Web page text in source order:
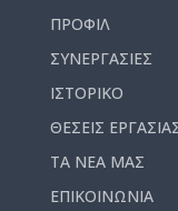
ΠΡΟΦΙΛ
ΣΥΝΕΡΓΑΣΙΕΣ
ΙΣΤΟΡΙΚΟ
ΘΕΣΕΙΣ
ΤΑ ΝΕΑ ΜΑΣ
ΕΠΙΚΟΙΝΩΝΙΑ